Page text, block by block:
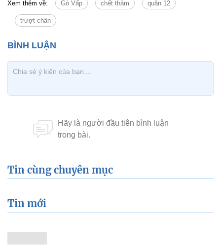
Xem thêm về: Gò Vấp chết thảm quận 12
trượt chân
Tin cùng chuyên mục
Tin mới